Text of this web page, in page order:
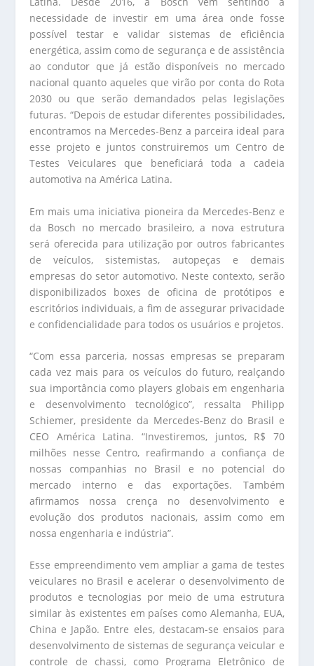
necessidade de investir em uma área onde fosse
possível testar e validar sistemas de eficiência
energética, assim como de segurança e de assistência
ao condutor que já estão disponíveis no mercado
nacional quanto aqueles que virão por conta do Rota
2030 ou que serão demandados pelas legislações
futuras. “Depois de estudar diferentes possibilidades,
encontramos na Mercedes-Benz a parceira ideal para
esse projeto e juntos construiremos um Centro de
Testes Veiculares que beneficiará toda a cadeia
automotiva na América Latina.
Em mais uma iniciativa pioneira da Mercedes-Benz e
da Bosch no mercado brasileiro, a nova estrutura
será oferecida para utilização por outros fabricantes
de veículos, sistemistas, autopeças e demais
empresas do setor automotivo. Neste contexto, serão
disponibilizados boxes de oficina de protótipos e
escritórios individuais, a fim de assegurar privacidade
e confidencialidade para todos os usuários e projetos.
“Com essa parceria, nossas empresas se preparam
cada vez mais para os veículos do futuro, realçando
sua importância como players globais em engenharia
e desenvolvimento tecnológico”, ressalta Philipp
Schiemer, presidente da Mercedes-Benz do Brasil e
CEO América Latina. “Investiremos, juntos, R$ 70
milhões nesse Centro, reafirmando a confiança de
nossas companhias no Brasil e no potencial do
mercado interno e das exportações. Também
afirmamos nossa crença no desenvolvimento e
evolução dos produtos nacionais, assim como em
nossa engenharia e indústria”.
Esse empreendimento vem ampliar a gama de testes
veiculares no Brasil e acelerar o desenvolvimento de
produtos e tecnologias por meio de uma estrutura
similar às existentes em países como Alemanha, EUA,
China e Japão. Entre eles, destacam-se ensaios para
desenvolvimento de sistemas de segurança veicular e
controle de chassi, como Programa Eletrônico de